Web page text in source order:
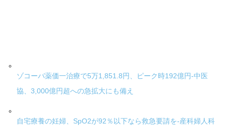
ゾコーバ薬価一治療で5万1,851.8円、ピーク時192億円-中医
協、3,000億円超への急拡大にも備え
自宅療養の妊婦、SpO2が92％以下なら救急要請を-産科婦人科